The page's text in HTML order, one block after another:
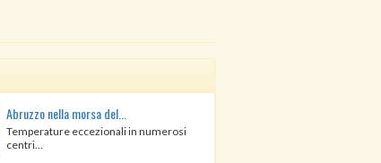
Abruzzo nella morsa del...
Temperature eccezionali in numerosi
centri...